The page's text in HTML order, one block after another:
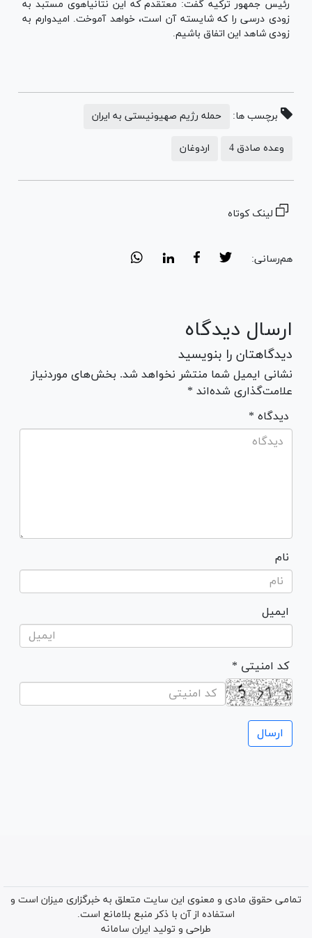
رئیس جمهور ترکیه گفت: معتقدم که این نتانیاهوی مستبد به
زودی درسی را که شایسته آن است، خواهد آموخت. امیدوارم به
زودی شاهد این اتفاق باشیم.
برچسب ها: حمله رژیم صهیونیستی به ایران
وعده صادق 4 اردوغان
لینک کوتاه
هم‌رسانی:
ارسال دیدگاه
دیدگاهتان را بنویسید
نشانی ایمیل شما منتشر نخواهد شد. بخش‌های موردنیاز
علامت‌گذاری شده‌اند *
* دیدگاه
نام
ایمیل
* کد امنیتی
تمامی حقوق مادی و معنوی این سایت متعلق به خبرگزاری میزان است و
استفاده از آن با ذکر منبع بلامانع است.
طراحی و تولید ایران سامانه